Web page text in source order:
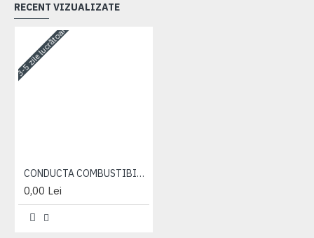
RECENT VIZUALIZATE
3-5 zile lucrătoare
CONDUCTA COMBUSTIBIL ( CILINDRU 1 ) 892-1025.3
0,00 Lei